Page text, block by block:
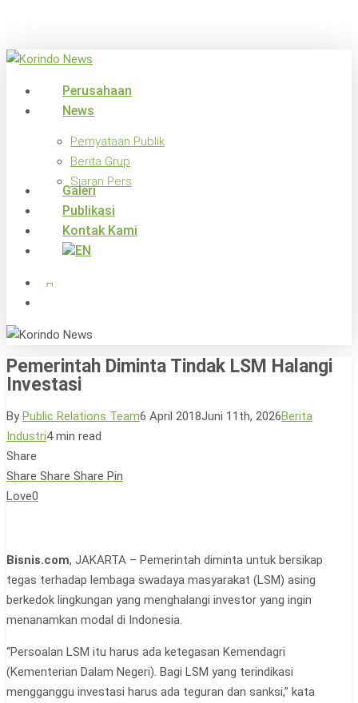
main
search
Menu
Perusahaan
News
Pernyataan Publik
Berita Grup
Siaran Pers
Galeri
Publikasi
Kontak Kami
x-
twitter
facebook
Pemerintah Diminta Tindak LSM Halangi
Investasi
By Public Relations Team6 April 2018Juni 11th, 2026Berita
Industri4 min read
Share
Share Share Share Pin
Love0
Bisnis.com, JAKARTA – Pemerintah diminta untuk bersikap
tegas terhadap lembaga swadaya masyarakat (LSM) asing
berkedok lingkungan yang menghalangi investor yang ingin
menanamkan modal di Indonesia.
“Persoalan LSM itu harus ada ketegasan Kemendagri
(Kementerian Dalam Negeri). Bagi LSM yang terindikasi
mengganggu investasi harus ada teguran dan sanksi,” kata